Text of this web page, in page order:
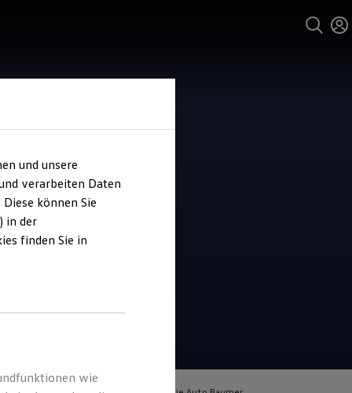
Baumer
4.9| 62 Bewertungen
und unsere
verarbeiten Daten
können Sie
in der
finden Sie in
wie